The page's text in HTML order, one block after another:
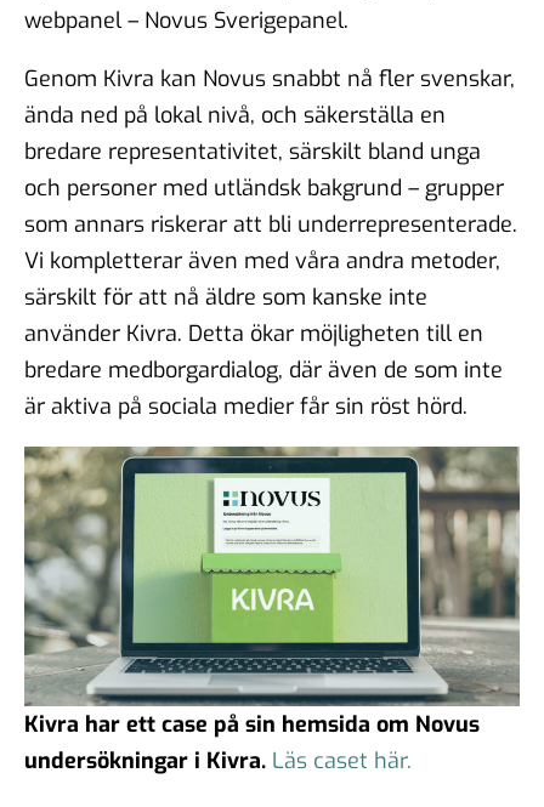
webpanel – Novus Sverigepanel.
Genom Kivra kan Novus snabbt nå fler svenskar,
ända ned på lokal nivå, och säkerställa en
bredare representativitet, särskilt bland unga
och personer med utländsk bakgrund – grupper
som annars riskerar att bli underrepresenterade.
Vi kompletterar även med våra andra metoder,
särskilt för att nå äldre som kanske inte
använder Kivra. Detta ökar möjligheten till en
bredare medborgardialog, där även de som inte
är aktiva på sociala medier får sin röst hörd.
Kivra har ett case på sin hemsida om Novus
undersökningar i Kivra. Läs caset här.